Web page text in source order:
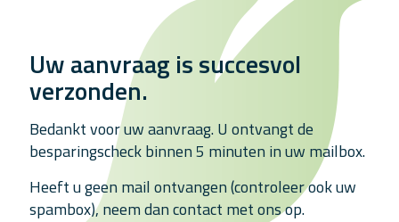
Uw aanvraag is succesvol
verzonden.
Bedankt voor uw aanvraag. U ontvangt de
besparingscheck binnen 5 minuten in uw mailbox.
Heeft u geen mail ontvangen (controleer ook uw
spambox), neem dan contact met ons op.